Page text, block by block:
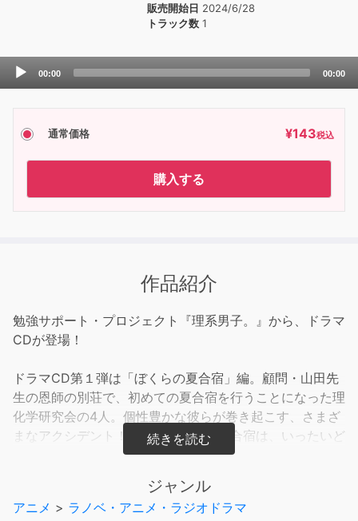
販売開始日 2024/6/28
トラック数 1
Audio
00:00 00:00
通常価格 ¥143税込
購入する
作品紹介
勉強サポート・プロジェクト『理系男子。』から、ドラマ
CDが登場！
ドラマCD第１弾は「ぼくらの夏合宿」編。顧問・山田先
生の恩師の別荘で、初めての夏合宿を行うことになった理
化学研究会の4人。個性豊かな彼らが巻き起こす、さまざ
まなアクシデント！理化学研究会の初合宿は、いったいど
うなる！？真夏の青春コメディ！！
水ノ素 爆：岡本信彦
ジャンル
アニメ > ラノベ・アニメ・ラジオドラマ